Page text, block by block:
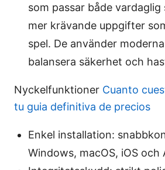
som passar både
mer krävande uppgifter
spel. De använder
balansera säkerhet och
Nyckelfunktioner Cuanto
tu guia definitiva de precios
Enkel installation:
Windows, macOS, iOS och